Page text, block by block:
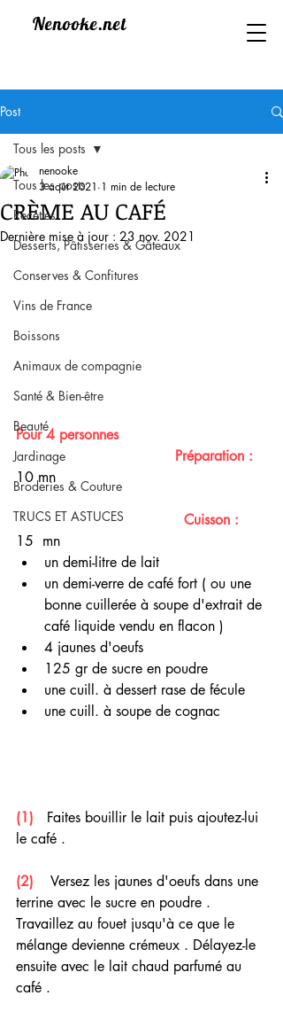
Nenooke.net
Post
Tous les posts
Recettes
Desserts, Pâtisseries & Gâteaux
Conserves & Confitures
Vins de France
Boissons
Animaux de compagnie
Santé & Bien-être
Beauté
Jardinage
Broderies & Couture
TRUCS ET ASTUCES
Tous les posts
CRÈME AU CAFÉ
nenooke
3 août 2021 1 min de lecture
Dernière mise à jour : 23 nov. 2021
Pour 4 personnes
Préparation :
10 mn
   Cuisson :
15  mn
un demi-litre de lait
un demi-verre de café fort ( ou une
bonne cuillerée à soupe d'extrait de
café liquide vendu en flacon )
4 jaunes d'oeufs
125 gr de sucre en poudre
une cuill. à dessert rase de fécule
une cuill. à soupe de cognac
(1)
  Faites bouillir le lait puis ajoutez-lui
le café .
(2)
    Versez les jaunes d'oeufs dans une
terrine avec le sucre en poudre .
Travaillez au fouet jusqu'à ce que le
mélange devienne crémeux . Délayez-le
ensuite avec le lait chaud parfumé au
café .